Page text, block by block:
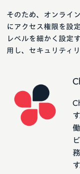
そのため、オンライ
にアクセス権限を設
レベルを細かく設定
用し、セキュリティ
す